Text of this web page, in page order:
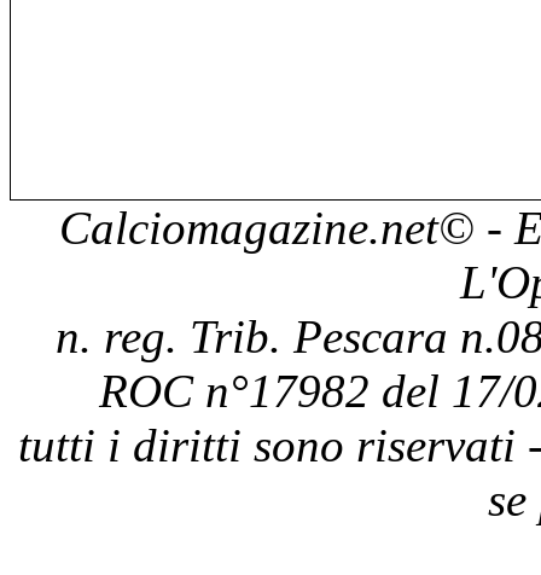
Calciomagazine.net© -
n. reg. Trib. Pescara
ROC n°17982 del 17/
tutti i diritti sono riservati